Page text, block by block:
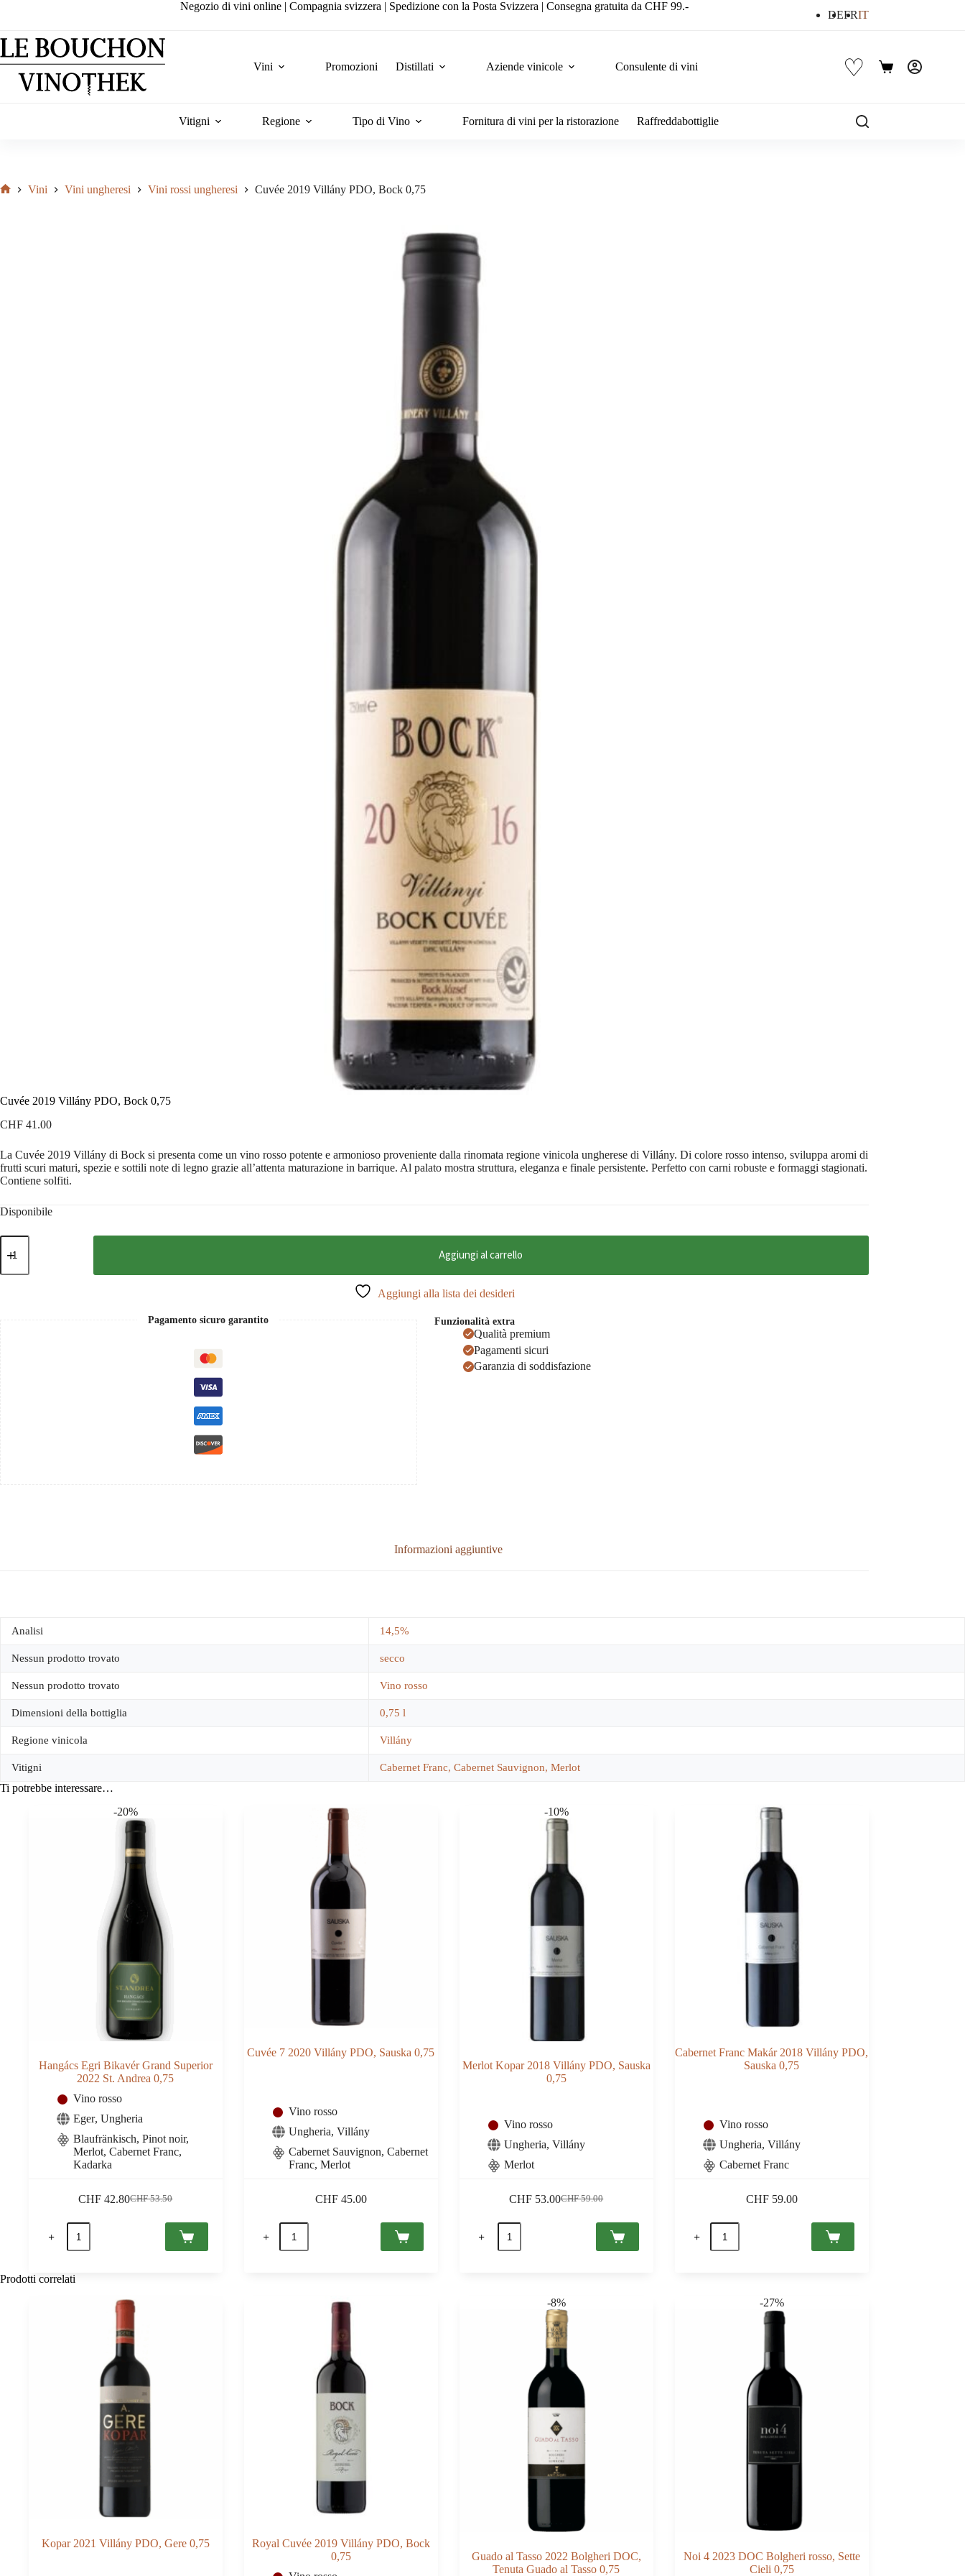
Negozio di vini online | Compagnia svizzera | Spedizione con la Posta Svizzera | Consegna gratuita da CHF 99.-
DEFRIT
Vini Promozioni Distillati Aziende vinicole Consulente di vini ♡ Carrello
Vitigni Regione Tipo di Vino Fornitura di vini per la ristorazione Raffreddabottiglie
Vini Vini ungheresi Vini rossi ungheresi Cuvée 2019 Villány PDO, Bock 0,75
Cuvée 2019 Villány PDO, Bock 0,75
CHF 41.00
La Cuvée 2019 Villány di Bock si presenta come un vino rosso potente e armonioso proveniente dalla rinomata regione vinicola ungherese di Villány. Di colore rosso intenso, sviluppa aromi di
frutti scuri maturi, spezie e sottili note di legno grazie all’attenta maturazione in barrique. Al palato mostra struttura, eleganza e finale persistente. Perfetto con carni robuste e formaggi stagionati.
Contiene solfiti.
Disponibile
Cuvée
2019
PDO,
Aggiungi al carrello
Aggiungi alla lista dei desideri
Pagamento sicuro garantito Funzionalità extra
Qualità premium
Pagamenti sicuri
Garanzia di soddisfazione
Informazioni aggiuntive
Analisi 14,5%
Nessun prodotto trovato secco
Nessun prodotto trovato Vino rosso
Dimensioni della bottiglia 0,75 l
Regione vinicola Villány
Vitigni Cabernet Franc, Cabernet Sauvignon, Merlot
Ti potrebbe interessare…
-20%
Hangács Egri Bikavér Grand Superior
2022 St. Andrea 0,75
Vino rosso
Eger, Ungheria
Blaufränkisch, Pinot noir,
Merlot, Cabernet Franc,
Kadarka
CHF53.50
Il
CHF 42.80
Il
Hangács
Egri
Bikavér
Superior
Cuvée 7 2020 Villány PDO, Sauska 0,75
Vino rosso
Ungheria, Villány
Cabernet Sauvignon, Cabernet
Franc, Merlot
CHF45.00
Cuvée
2020
-10%
Merlot Kopar 2018 Villány PDO, Sauska
0,75
Vino rosso
Ungheria, Villány
Merlot
CHF59.00
Il
CHF 53.00
Il
Merlot
Kopar
2018
Cabernet Franc Makár 2018 Villány PDO,
Sauska 0,75
Vino rosso
Ungheria, Villány
Cabernet Franc
CHF59.00
Cabernet
Franc
Makár
Prodotti correlati
Kopar 2021 Villány PDO, Gere 0,75
Royal Cuvée 2019 Villány PDO, Bock
0,75
-8%
Guado al Tasso 2022 Bolgheri DOC,
Tenuta Guado al Tasso 0,75
-27%
Noi 4 2023 DOC Bolgheri rosso, Sette
Cieli 0,75